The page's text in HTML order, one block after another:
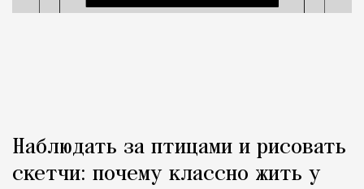
Наблюдать за птицами и рисовать
скетчи: почему классно жить у